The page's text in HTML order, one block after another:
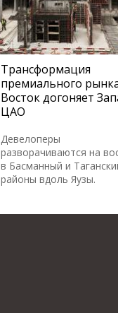
Трансформация
премиального
Восток догоняет
ЦАО
Девелоперы
разворачиваются на
в Басманный и
районы вдоль Яузы.